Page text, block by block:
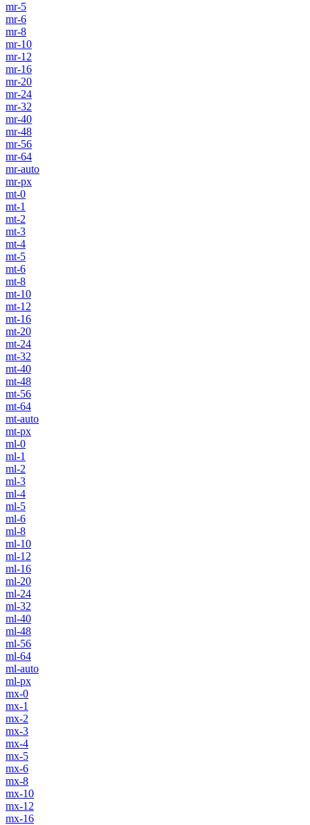
mr-5
mr-6
mr-8
mr-10
mr-12
mr-16
mr-20
mr-24
mr-32
mr-40
mr-48
mr-56
mr-64
mr-auto
mr-px
mt-0
mt-1
mt-2
mt-3
mt-4
mt-5
mt-6
mt-8
mt-10
mt-12
mt-16
mt-20
mt-24
mt-32
mt-40
mt-48
mt-56
mt-64
mt-auto
mt-px
ml-0
ml-1
ml-2
ml-3
ml-4
ml-5
ml-6
ml-8
ml-10
ml-12
ml-16
ml-20
ml-24
ml-32
ml-40
ml-48
ml-56
ml-64
ml-auto
ml-px
mx-0
mx-1
mx-2
mx-3
mx-4
mx-5
mx-6
mx-8
mx-10
mx-12
mx-16